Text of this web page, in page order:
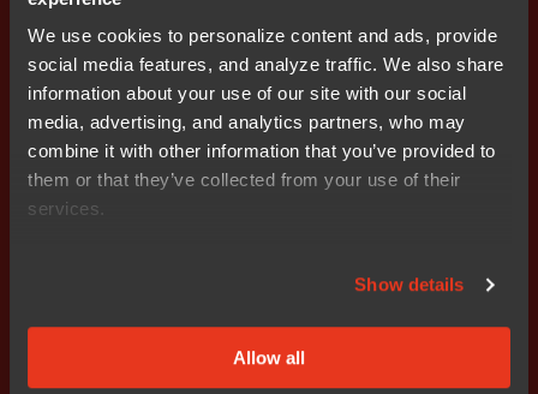
We use cookies to personalize content and ads, provide
social media features, and analyze traffic. We also share
information about your use of our site with our social
media, advertising, and analytics partners, who may
combine it with other information that you’ve provided to
them or that they’ve collected from your use of their
services.
Show details
Allow all
För ytterligare information kontakta:
Stefan Skarin vd och koncernchef Nocom
mobil: +46 708 65 10 05
e-post: stefan.skarin@nocom.se